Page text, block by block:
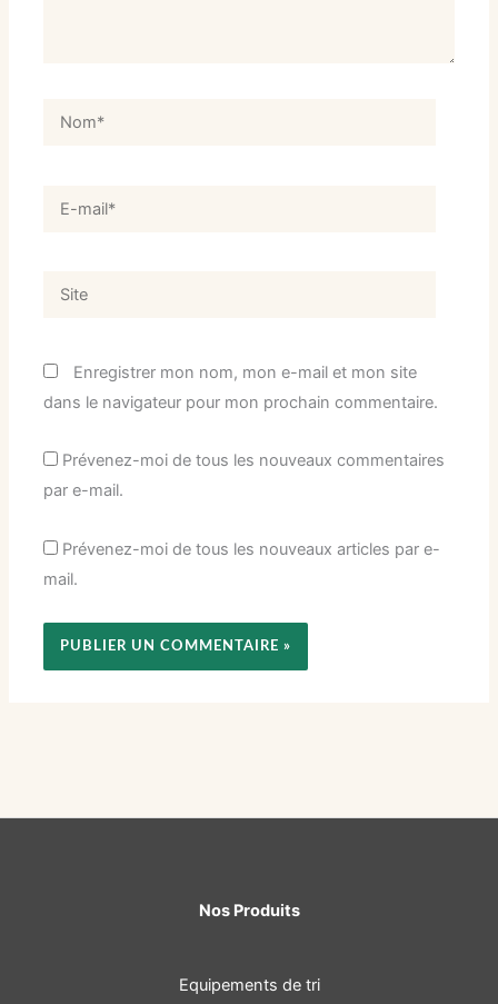
Nom*
Site
Enregistrer mon nom, mon e-mail et mon site
dans le navigateur pour mon prochain commentaire.
Prévenez-moi de tous les nouveaux commentaires
par e-mail.
Prévenez-moi de tous les nouveaux articles par e-
mail.
Nos Produits
Equipements de tri